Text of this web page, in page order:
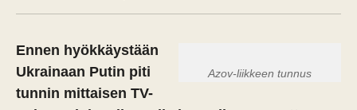
Azov-liikkeen tunnus
Ennen hyökkäystään
Ukrainaan Putin piti
tunnin mittaisen TV-